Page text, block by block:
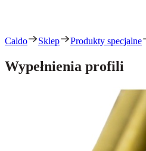
Caldo Sklep Produkty specjalne
Wypełnienia profili